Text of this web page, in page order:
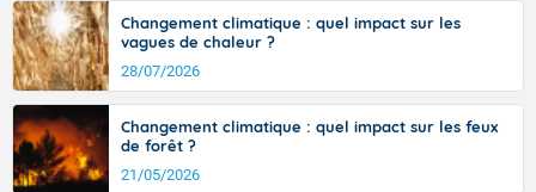
Changement climatique : quel impact sur les
vagues de chaleur ?
28/07/2026
Changement climatique : quel impact sur les feux
de forêt ?
21/05/2026